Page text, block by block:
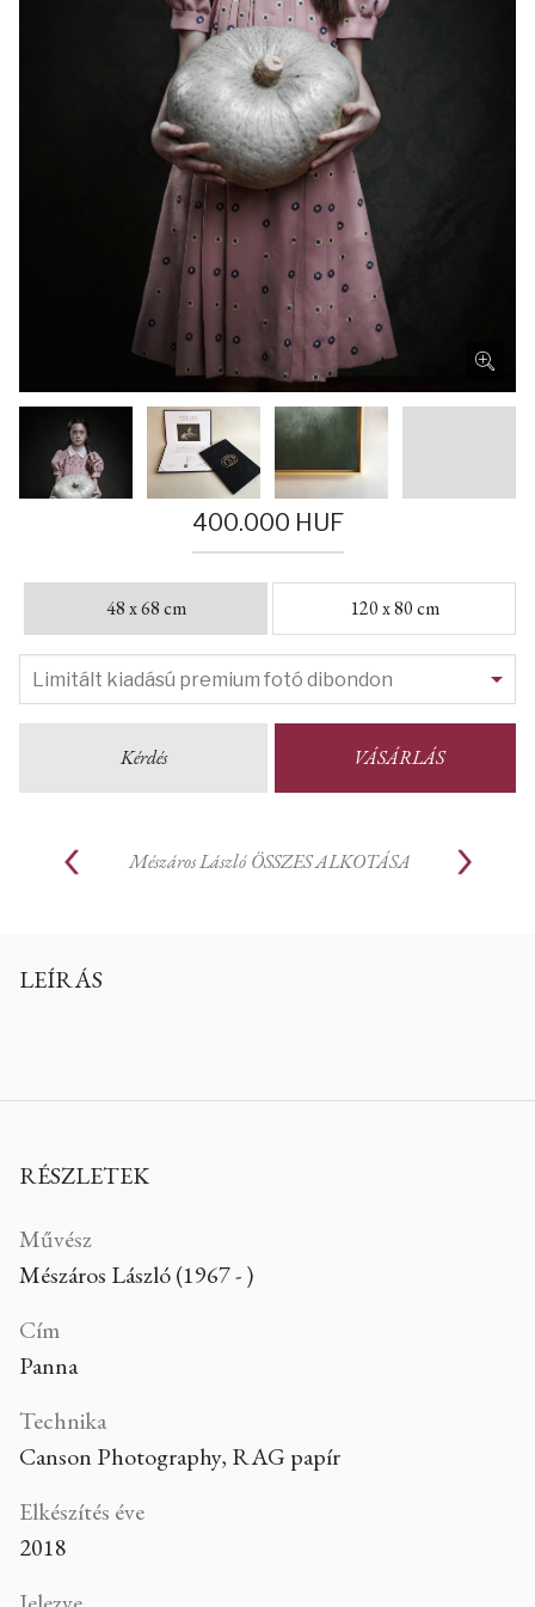
400.000 HUF
48 x 68 cm 120 x 80 cm
Kérdés VÁSÁRLÁS
Mészáros László ÖSSZES ALKOTÁSA
LEÍRÁS
RÉSZLETEK
Művész
Mészáros László (1967 - )
Cím
Panna
Technika
Canson Photography, RAG papír
Elkészítés éve
2018